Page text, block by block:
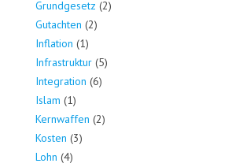
Grundgesetz (2)
Gutachten (2)
Inflation (1)
Infrastruktur (5)
Integration (6)
Islam (1)
Kernwaffen (2)
Kosten (3)
Lohn (4)